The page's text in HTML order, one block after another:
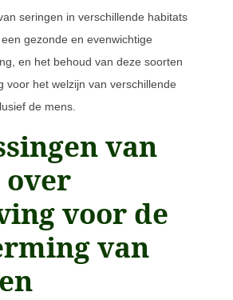
seringen in verschillende habitats
gezonde en evenwichtige
en het behoud van deze soorten
voor het welzijn van verschillende
de mens.
van
over
voor de
van